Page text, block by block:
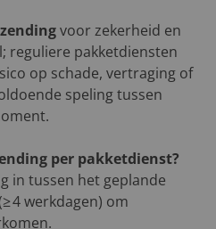
voor zekerheid en
reguliere pakketdiensten
op schade, vertraging of
speling tussen
per pakketdienst?
in tussen het geplande
4 werkdagen) om